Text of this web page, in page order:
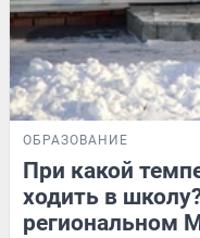
ОБРАЗОВАНИЕ
При какой
ходить в
региональном